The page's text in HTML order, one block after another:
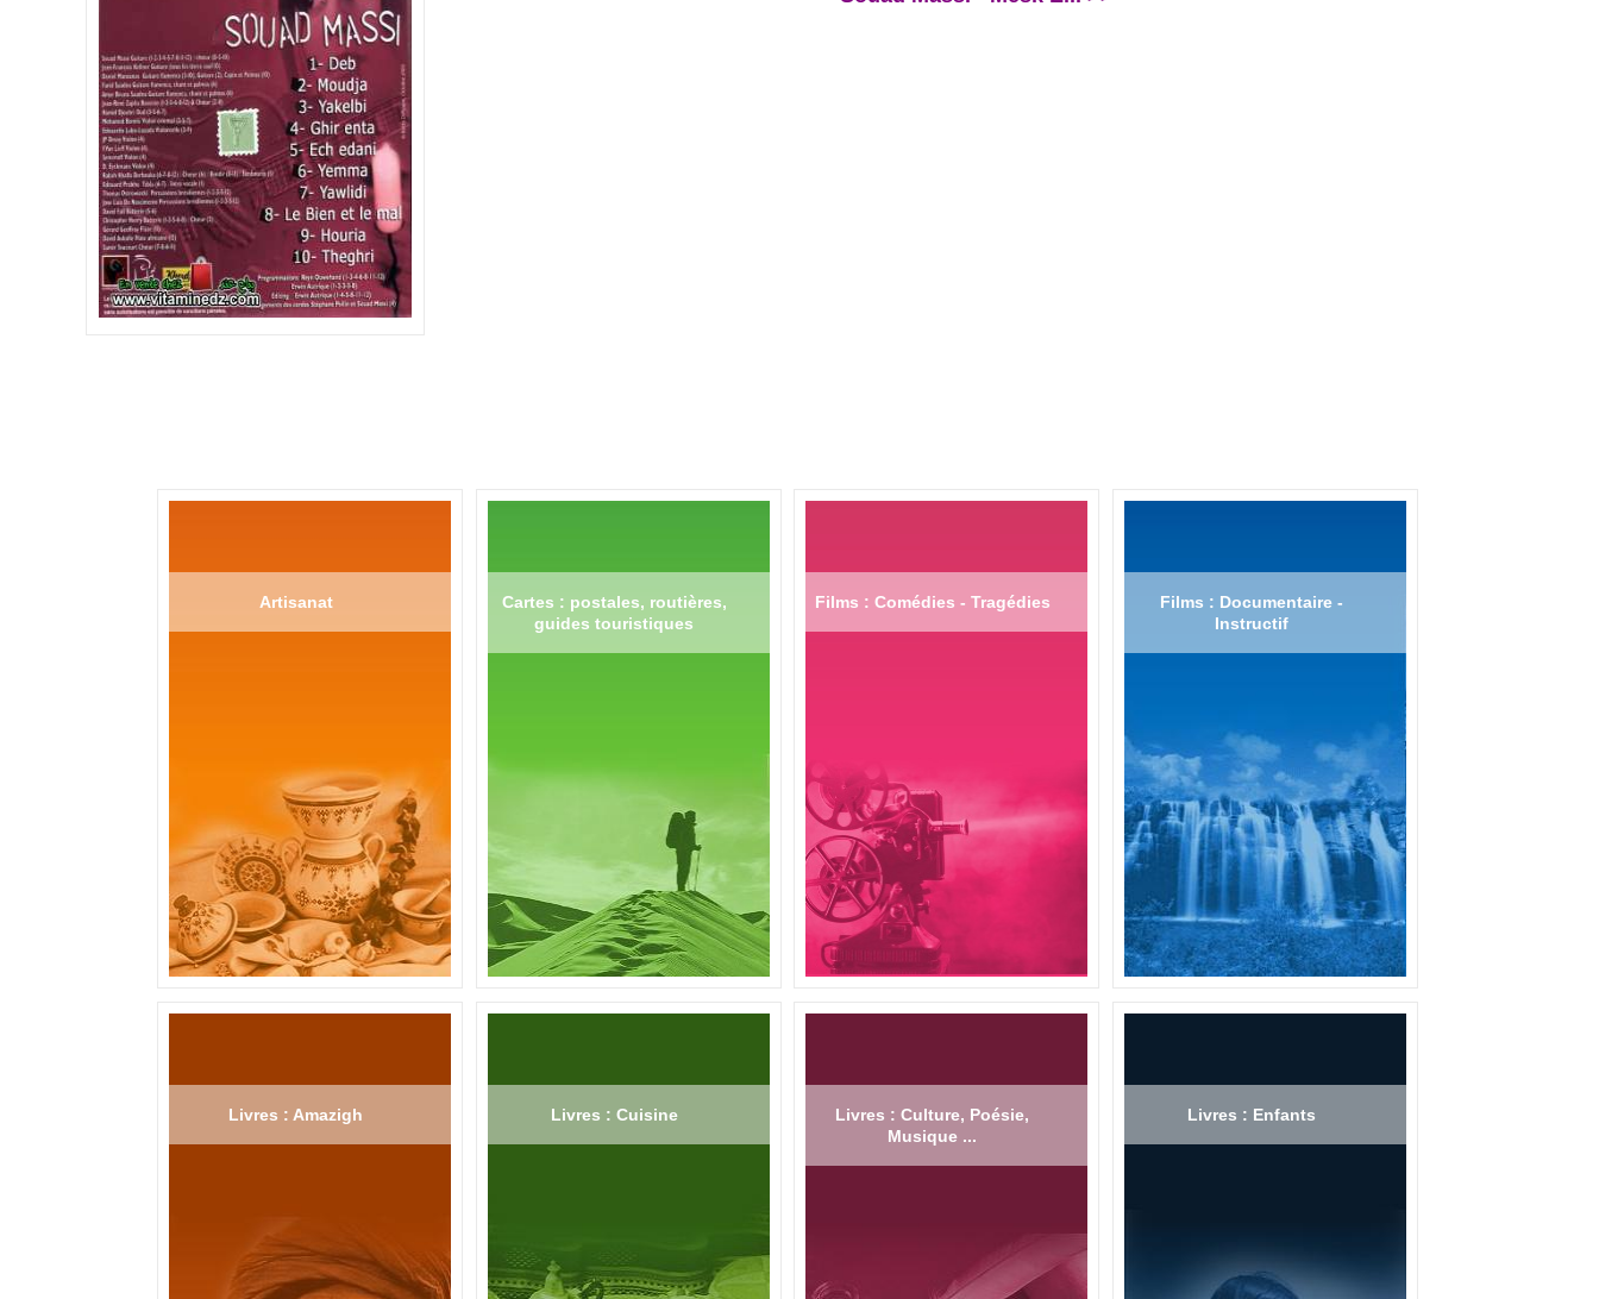
Artisanat
Cartes : postales, routières,
guides touristiques
Films : Comédies - Tragédies
Films : Documentaire -
Instructif
Livres : Amazigh Livres : Cuisine
Livres : Culture, Poésie,
Musique ...
Livres : Enfants